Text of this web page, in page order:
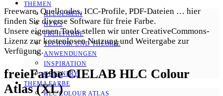
THEMEN
ALLGEMEIN
NEWS
FREIEFARBE
TECHNIK UND THEORIE
ANWENDUNGEN
INSPIRATION
GREENERY
THEMA FARBE
HLC COLOUR ATLAS
Freeware, Quellcodes, ICC-Profile, PDF-Dateien … hier
finden Sie diverse Software für freie Farbe.
Unsere eigenen Tools stellen wir unter CreativeCommons-
Lizenz zur kostenlosen Nutzung und Weitergabe zur
Verfügung.
freieFarbe CIELAB HLC Colour
Atlas (XL)